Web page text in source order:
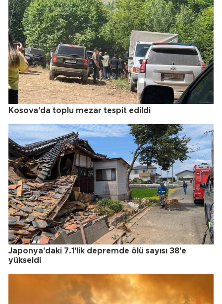
Kosova'da toplu mezar tespit edildi
Japonya'daki 7.1'lik depremde ölü sayısı 38'e
yükseldi